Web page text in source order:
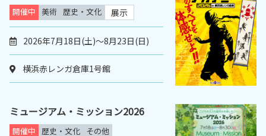
開催中 美術 歴史・文化 展示
2026年7月18日(土)～8月23日(日)
横浜赤レンガ倉庫1号館
ミュージアム・ミッション2026
開催中 歴史・文化 その他